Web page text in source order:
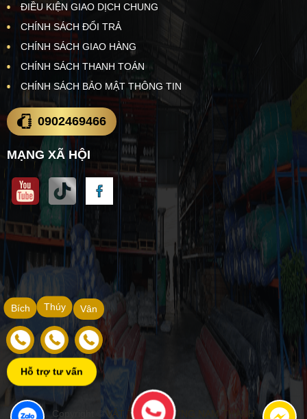
ĐIỀU KIỆN GIAO DỊCH CHUNG
CHÍNH SÁCH ĐỔI TRẢ
CHÍNH SÁCH GIAO HÀNG
CHÍNH SÁCH THANH TOÁN
CHÍNH SÁCH BẢO MẬT THÔNG TIN
0902469466
MẠNG XÃ HỘI
Copyright ©VẬT TƯ XÂY DỰNG NAM THÀNH
Vân
Thúy
Bích
Hỗ trợ tư vấn